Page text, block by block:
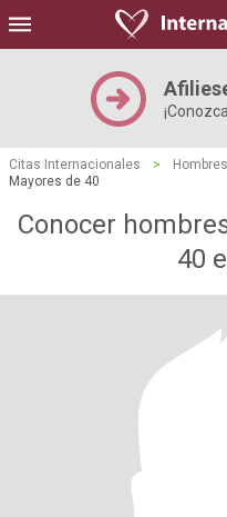
Citas Internacionales > Hombres
Mayores de 40
Conocer
40